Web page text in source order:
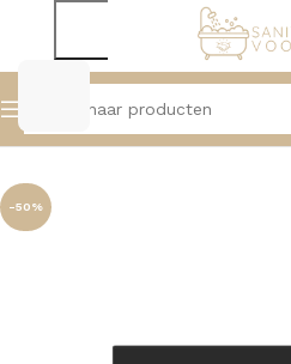
Home Badmeubelen Topbladen
-50%